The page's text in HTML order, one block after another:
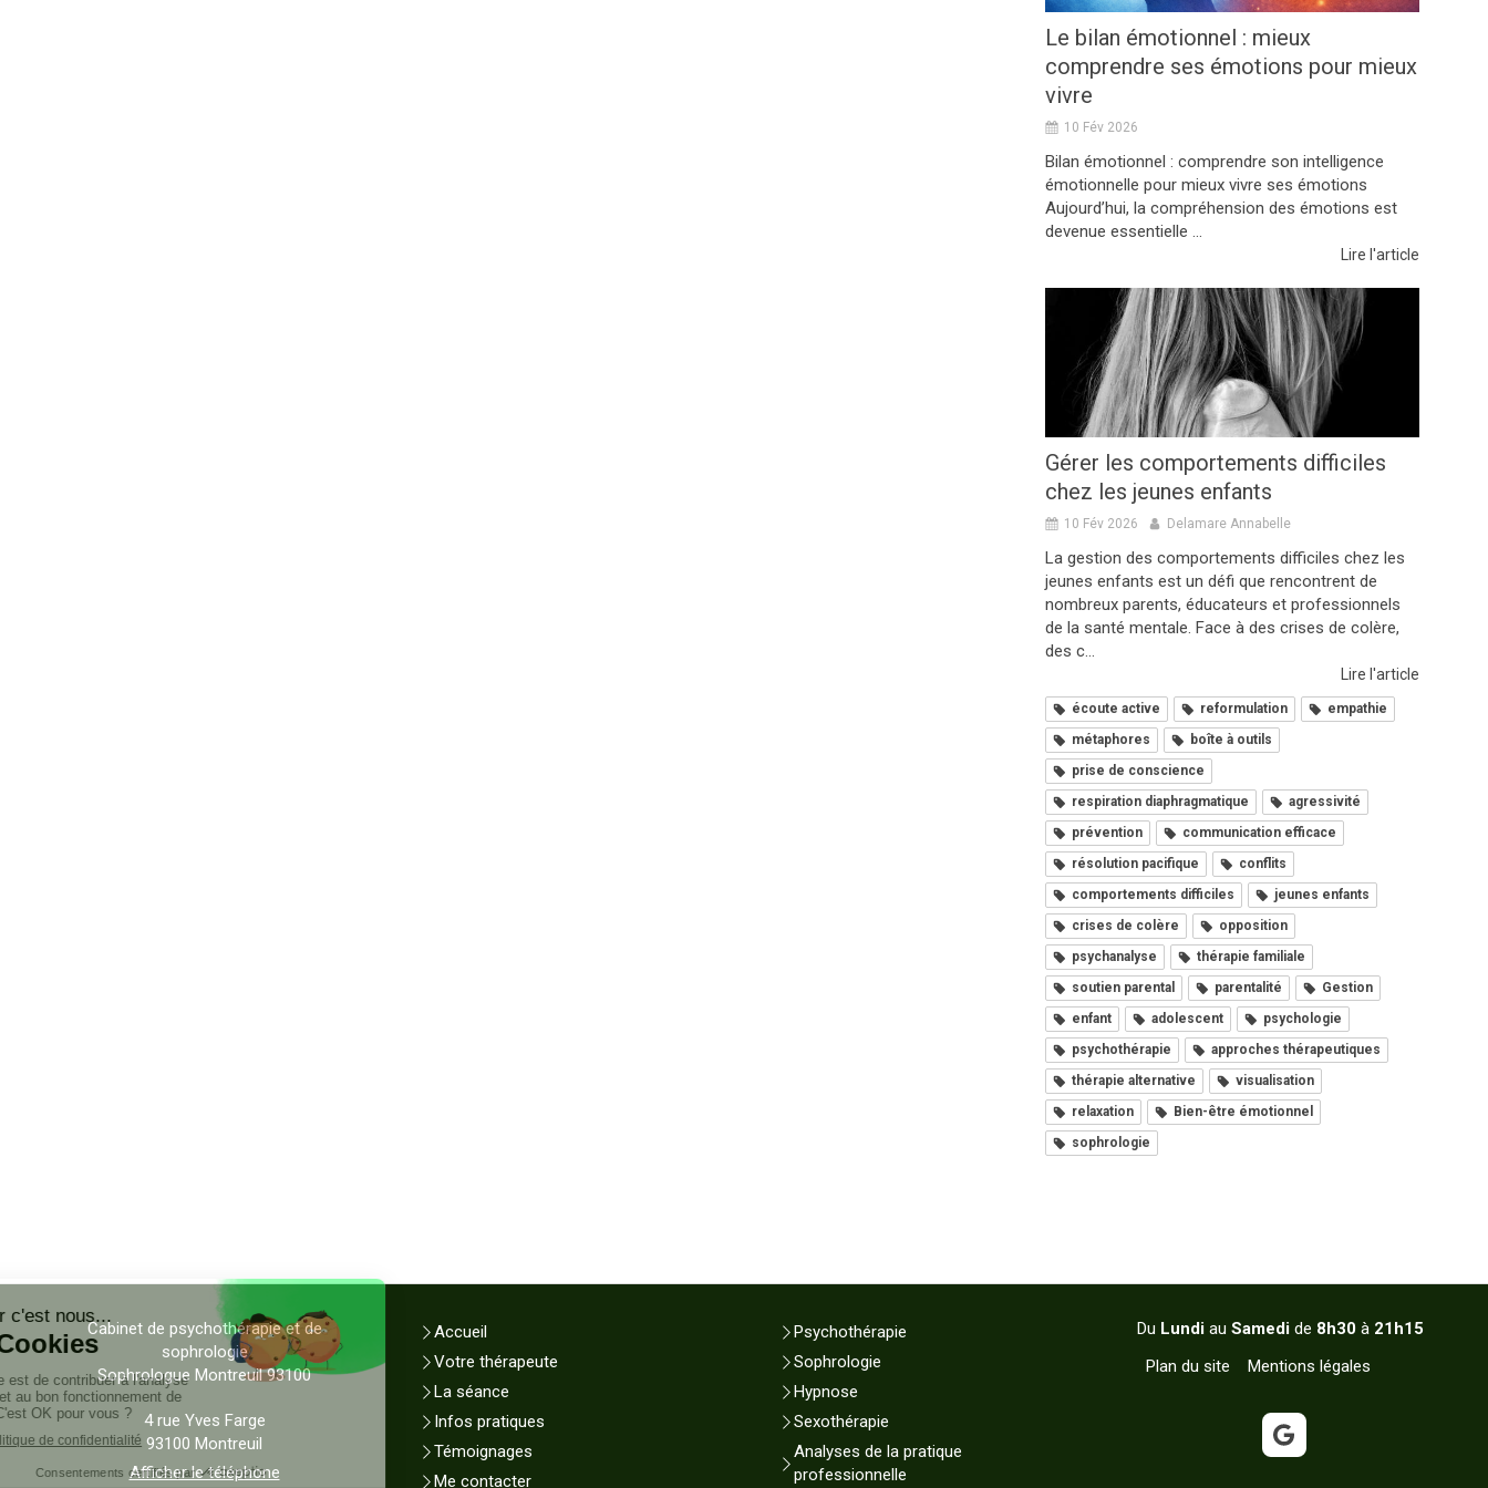
Le bilan émotionnel : mieux
comprendre ses émotions pour mieux
vivre
10 Fév 2026
Bilan émotionnel : comprendre son intelligence
émotionnelle pour mieux vivre ses émotions
Aujourd’hui, la compréhension des émotions est
devenue essentielle ...
Lire l'article
Gérer les comportements difficiles
chez les jeunes enfants
10 Fév 2026 Delamare Annabelle
La gestion des comportements difficiles chez les
jeunes enfants est un défi que rencontrent de
nombreux parents, éducateurs et professionnels
de la santé mentale. Face à des crises de colère,
des c...
Lire l'article
écoute active reformulation
empathie
métaphores
boîte à outils
prise de conscience
respiration diaphragmatique
agressivité
prévention
communication efficace
résolution pacifique
conflits
comportements difficiles
jeunes enfants
crises de colère
opposition
psychanalyse
thérapie familiale
soutien parental
parentalité
Gestion
enfant
adolescent
psychologie
psychothérapie
approches thérapeutiques
thérapie alternative
visualisation
relaxation
Bien-être émotionnel
sophrologie
Cabinet de psychothérapie et de
sophrologie
Sophrologue Montreuil 93100
4 rue Yves Farge
93100 Montreuil
Afficher le téléphone
Accueil
Votre thérapeute
La séance
Infos pratiques
Témoignages
Me contacter
Psychothérapie
Sophrologie
Hypnose
Sexothérapie
Analyses de la pratique
professionnelle
Du Lundi au Samedi de 8h30 à 21h15
Plan du site
Mentions légales